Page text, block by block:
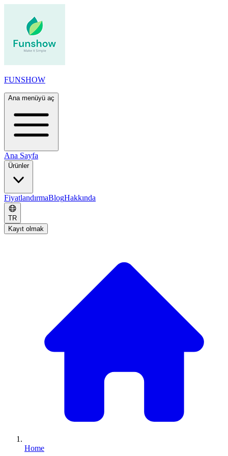
FUNSHOW
Ana menüyü aç
Ana Sayfa
Ürünler
FiyatlandırmaBlogHakkında
TR
Kayıt olmak
Home